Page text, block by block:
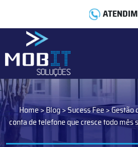
Home>Blog>Sucess Fee>Gestão
conta de telefone que cresce todo mês